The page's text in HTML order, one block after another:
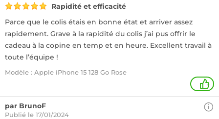
Rapidité et efficacité
Parce que le colis étais en bonne état et arriver assez
rapidement. Grave à la rapidité du colis j’ai pus offrir le
cadeau à la copine en temp et en heure. Excellent travail à
toute l’équipe !
Modèle : Apple iPhone 15 128 Go Rose
+
par BrunoF
Publié le 17/01/2024